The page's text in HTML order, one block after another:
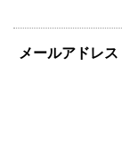
メールアドレス